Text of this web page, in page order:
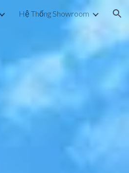
Hệ Thống Showroom